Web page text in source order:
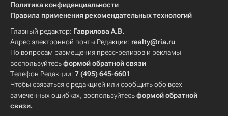
Политика конфиденциальности
Правила применения рекомендательных технологий
Главный редактор: Гаврилова А.В.
Адрес электронной почты Редакции: realty@ria.ru
По вопросам размещения пресс-релизов и рекламы
воспользуйтесьформой обратной связи
Телефон Редакции: 7 (495) 645-6601
Чтобы связаться с редакцией или сообщить обо всех
замеченных ошибках, воспользуйтесьформой обратной
связи.